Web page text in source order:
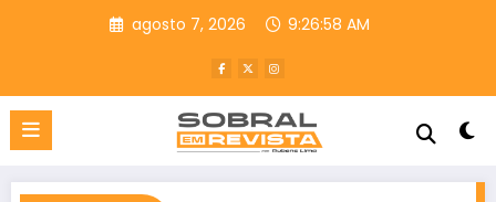
agosto 7, 2026 9:26:59 AM